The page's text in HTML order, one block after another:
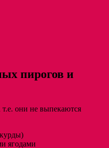
пирогов и
они не выпекаются
ягодами